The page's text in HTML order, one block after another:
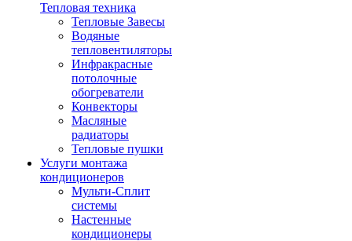
Тепловая техника
Тепловые Завесы
Водяные
тепловентиляторы
Инфракрасные
потолочные
обогреватели
Конвекторы
Масляные
радиаторы
Тепловые пушки
Услуги монтажа
кондиционеров
Мульти-Сплит
системы
Настенные
кондиционеры